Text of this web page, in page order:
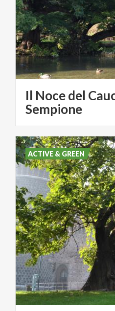
Il Noce del
Sempione
ACTIVE & GREEN